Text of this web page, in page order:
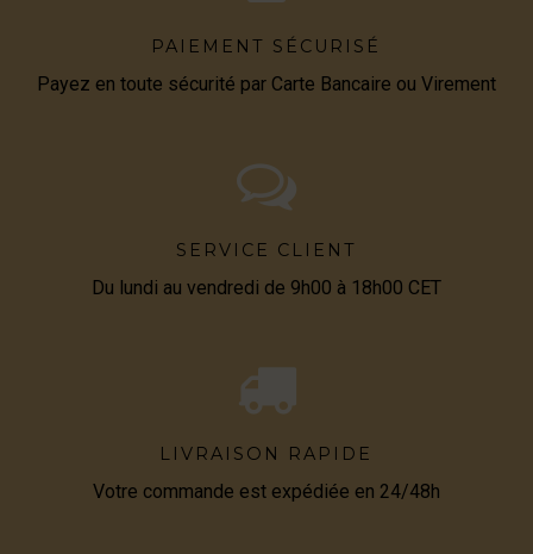
PAIEMENT SÉCURISÉ
Payez en toute sécurité par Carte Bancaire ou Virement
SERVICE CLIENT
Du lundi au vendredi de 9h00 à 18h00 CET
LIVRAISON RAPIDE
Votre commande est expédiée en 24/48h